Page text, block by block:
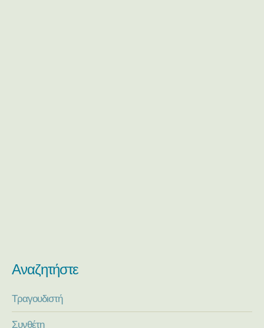
Αναζητήστε
Τραγουδιστή
Συνθέτη